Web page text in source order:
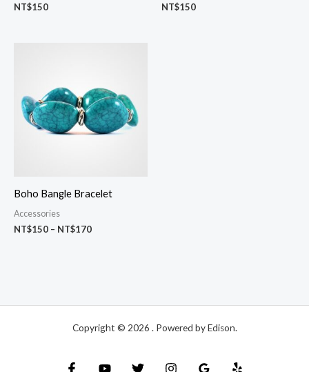
NT$150 NT$150
Boho Bangle Bracelet
Accessories
NT$150 – NT$170
NT$150
到
NT$170
Copyright © 2026 . Powered by Edison.